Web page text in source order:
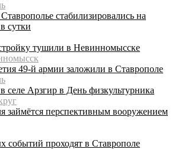
стабилизировались на
сутки
тушили в Невинномысске
49-й армии заложили в Ставрополе
селе Арзгир в День физкультурника
займётся перспективным вооружением
событий проходят в Ставрополе